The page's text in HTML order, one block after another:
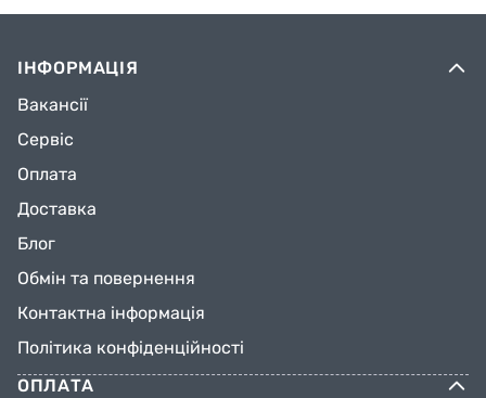
ІНФОРМАЦІЯ
Вакансії
Сервіс
Оплата
Доставка
Блог
Обмін та повернення
Контактна інформація
Політика конфіденційності
ОПЛАТА